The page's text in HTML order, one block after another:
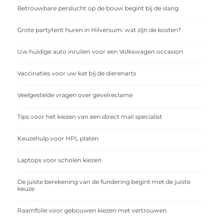
Betrouwbare perslucht op de bouw begint bij de slang
Grote partytent huren in Hilversum: wat zijn de kosten?
Uw huidige auto inruilen voor een Volkswagen occasion
Vaccinaties voor uw kat bij de dierenarts
Veelgestelde vragen over gevelreclame
Tips voor het kiezen van een direct mail specialist
Keuzehulp voor HPL platen
Laptops voor scholen kiezen
De juiste berekening van de fundering begint met de juiste
keuze
Raamfolie voor gebouwen kiezen met vertrouwen